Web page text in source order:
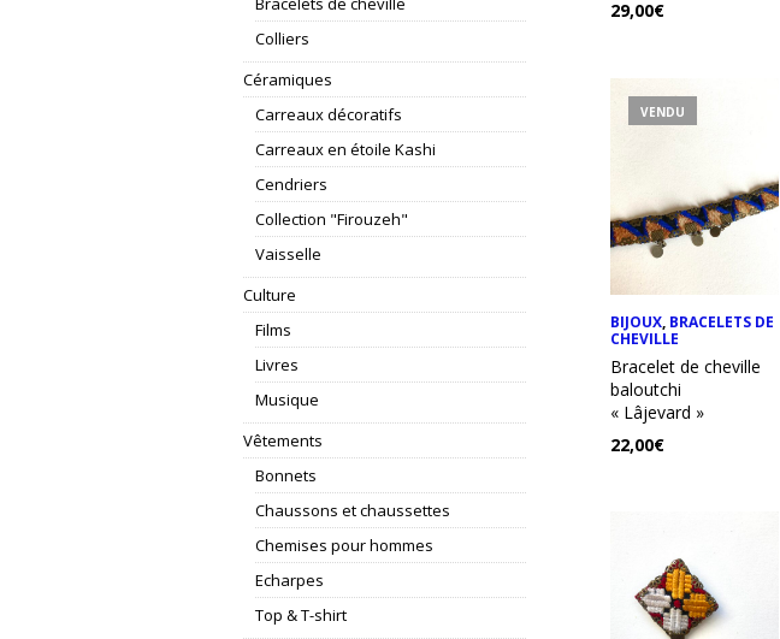
Colliers
Céramiques
Carreaux décoratifs
Carreaux en étoile Kashi
Cendriers
Collection "Firouzeh"
Vaisselle
Culture
Films
Livres
Musique
Vêtements
Bonnets
Chaussons et chaussettes
Chemises pour hommes
Echarpes
Top & T-shirt
29,00€
VENDU
BIJOUX, BRACELETS DE
CHEVILLE
Bracelet de cheville
baloutchi
« Lâjevard »
22,00€